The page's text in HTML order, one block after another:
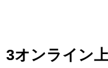
3オンライン